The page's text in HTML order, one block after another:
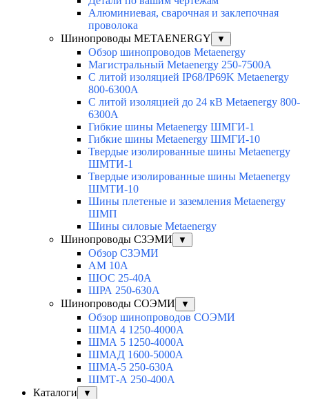
Алюминиевая, cварочная и заклепочная
проволока
Шинопроводы METAENERGY
▼
Обзор шинопроводов Metaenergy
Магистральный Metaenergy 250-7500A
С литой изоляцией IP68/IP69K Metaenergy
800-6300A
С литой изоляцией до 24 кВ Metaenergy 800-
6300A
Гибкие шины Metaenergy ШМГИ-1
Гибкие шины Metaenergy ШМГИ-10
Твердые изолированные шины Metaenergy
ШМТИ-1
Твердые изолированные шины Metaenergy
ШМТИ-10
Шины плетеные и заземления Metaenergy
ШМП
Шины силовые Metaenergy
Шинопроводы СЗЭМИ
▼
Обзор СЗЭМИ
АМ 10А
ШОС 25-40А
ШРА 250-630А
Шинопроводы СОЭМИ
▼
Обзор шинопроводов СОЭМИ
ШМА 4 1250-4000А
ШМА 5 1250-4000А
ШМАД 1600-5000А
ШМА-5 250-630А
ШМТ-А 250-400А
Каталоги
▼